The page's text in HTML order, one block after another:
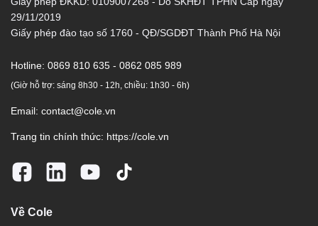
29/11/2019
Giấy phép đào tạo số 1760 - QĐ/SGDĐT Thành Phố Hà Nội
Hotline: 0869 810 635 - 0862 085 989
(Giờ hỗ trợ: sáng 8h30 - 12h, chiều: 1h30 - 6h)
Email: contact@cole.vn
Trang tin chính thức: https://cole.vn
Về Cole